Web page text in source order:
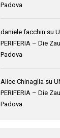
Padova
daniele facchin su
PERIFERIA – Die
Padova
Alice Chinaglia su
PERIFERIA – Die
Padova